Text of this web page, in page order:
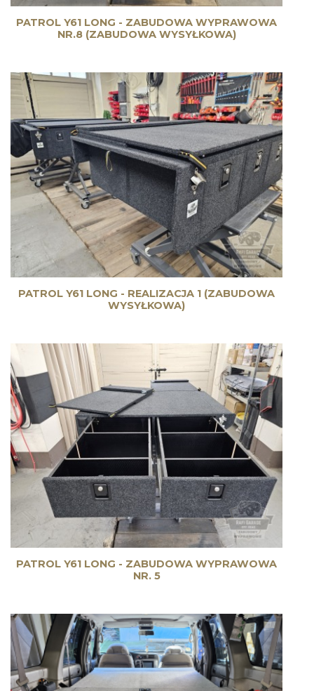
PATROL Y61 LONG - ZABUDOWA WYPRAWOWA
NR.8 (ZABUDOWA WYSYŁKOWA)
PATROL Y61 LONG - REALIZACJA 1 (ZABUDOWA
WYSYŁKOWA)
PATROL Y61 LONG - ZABUDOWA WYPRAWOWA
NR. 5